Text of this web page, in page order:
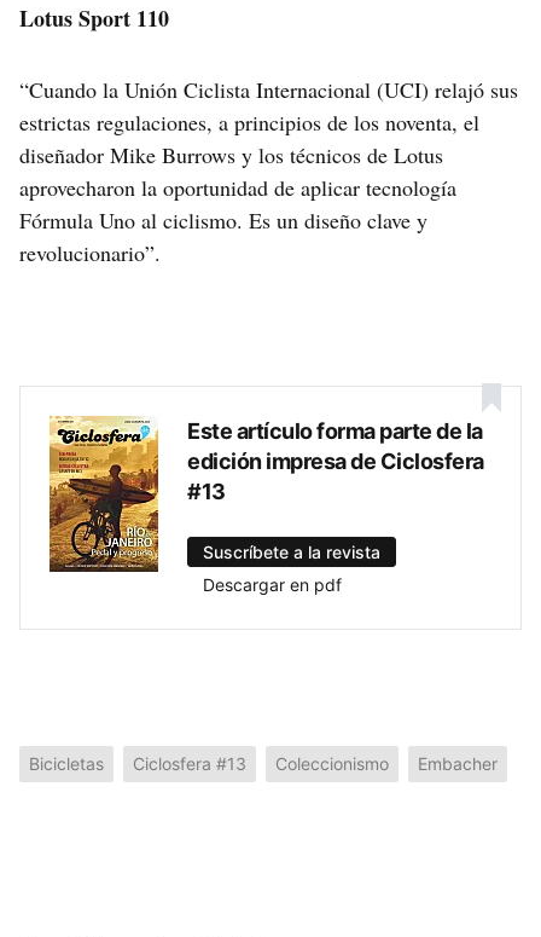
Lotus Sport 110
“Cuando la Unión Ciclista Internacional (UCI) relajó sus
estrictas regulaciones, a principios de los noventa, el
diseñador Mike Burrows y los técnicos de Lotus
aprovecharon la oportunidad de aplicar tecnología
Fórmula Uno al ciclismo. Es un diseño clave y
revolucionario”.
Este artículo forma parte de la
edición impresa de Ciclosfera
#13
Suscríbete a la revista
Descargar en pdf
Bicicletas Ciclosfera #13 Coleccionismo Embacher